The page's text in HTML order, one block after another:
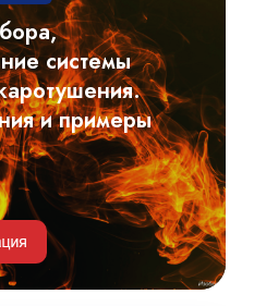
системы
и примеры